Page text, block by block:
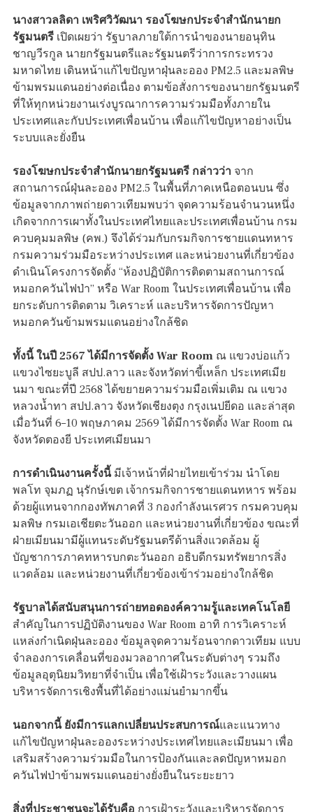
นางสาวลลิดา เพริศวิวัฒนา รองโฆษกประจำสำนักนายก
รัฐมนตรี เปิดเผยว่า รัฐบาลภายใต้การนำของนายอนุทิน
ชาญวีรกูล นายกรัฐมนตรีและรัฐมนตรีว่าการกระทรวง
มหาดไทย เดินหน้าแก้ไขปัญหาฝุ่นละออง PM2.5 และมลพิษ
ข้ามพรมแดนอย่างต่อเนื่อง ตามข้อสั่งการของนายกรัฐมนตรี
ที่ให้ทุกหน่วยงานเร่งบูรณาการความร่วมมือทั้งภายใน
ประเทศและกับประเทศเพื่อนบ้าน เพื่อแก้ไขปัญหาอย่างเป็น
ระบบและยั่งยืน
รองโฆษกประจำสำนักนายกรัฐมนตรี กล่าวว่า จาก
สถานการณ์ฝุ่นละออง PM2.5 ในพื้นที่ภาคเหนือตอนบน ซึ่ง
ข้อมูลจากภาพถ่ายดาวเทียมพบว่า จุดความร้อนจำนวนหนึ่ง
เกิดจากการเผาทั้งในประเทศไทยและประเทศเพื่อนบ้าน กรม
ควบคุมมลพิษ (คพ.) จึงได้ร่วมกับกรมกิจการชายแดนทหาร
กรมความร่วมมือระหว่างประเทศ และหน่วยงานที่เกี่ยวข้อง
ดำเนินโครงการจัดตั้ง “ห้องปฏิบัติการติดตามสถานการณ์
หมอกควันไฟป่า” หรือ War Room ในประเทศเพื่อนบ้าน เพื่อ
ยกระดับการติดตาม วิเคราะห์ และบริหารจัดการปัญหา
หมอกควันข้ามพรมแดนอย่างใกล้ชิด
ทั้งนี้ ในปี 2567 ได้มีการจัดตั้ง War Room ณ แขวงบ่อแก้ว
แขวงไซยะบูลี สปป.ลาว และจังหวัดท่าขี้เหล็ก ประเทศเมีย
นมา ขณะที่ปี 2568 ได้ขยายความร่วมมือเพิ่มเติม ณ แขวง
หลวงน้ำทา สปป.ลาว จังหวัดเชียงตุง กรุงเนปยีดอ และล่าสุด
เมื่อวันที่ 6–10 พฤษภาคม 2569 ได้มีการจัดตั้ง War Room ณ
จังหวัดตองยี ประเทศเมียนมา
การดำเนินงานครั้งนี้มีเจ้าหน้าที่ฝ่ายไทยเข้าร่วม นำโดย
พลโท จุมภฏ นุรักษ์เขต เจ้ากรมกิจการชายแดนทหาร พร้อม
ด้วยผู้แทนจากกองทัพภาคที่ 3 กองกำลังนเรศวร กรมควบคุม
มลพิษ กรมเอเชียตะวันออก และหน่วยงานที่เกี่ยวข้อง ขณะที่
ฝ่ายเมียนมามีผู้แทนระดับรัฐมนตรีด้านสิ่งแวดล้อม ผู้
บัญชาการภาคทหารบกตะวันออก อธิบดีกรมทรัพยากรสิ่ง
แวดล้อม และหน่วยงานที่เกี่ยวข้องเข้าร่วมอย่างใกล้ชิด
รัฐบาลได้สนับสนุนการถ่ายทอดองค์ความรู้และเทคโนโลยี
สำคัญในการปฏิบัติงานของ War Room อาทิ การวิเคราะห์
แหล่งกำเนิดฝุ่นละออง ข้อมูลจุดความร้อนจากดาวเทียม แบบ
จำลองการเคลื่อนที่ของมวลอากาศในระดับต่างๆ รวมถึง
ข้อมูลอุตุนิยมวิทยาที่จำเป็น เพื่อใช้เฝ้าระวังและวางแผน
บริหารจัดการเชิงพื้นที่ได้อย่างแม่นยำมากขึ้น
นอกจากนี้ ยังมีการแลกเปลี่ยนประสบการณ์และแนวทาง
แก้ไขปัญหาฝุ่นละอองระหว่างประเทศไทยและเมียนมา เพื่อ
เสริมสร้างความร่วมมือในการป้องกันและลดปัญหาหมอก
ควันไฟป่าข้ามพรมแดนอย่างยั่งยืนในระยะยาว